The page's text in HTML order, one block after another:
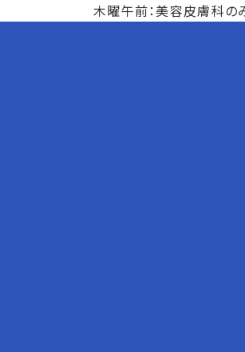
木曜午前：美容皮膚科